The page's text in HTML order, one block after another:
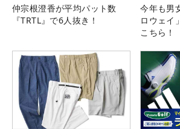
仲宗根澄香が平均パット数
『TRTL』で6人抜き！
今年も男
ロウェイ
こちら！